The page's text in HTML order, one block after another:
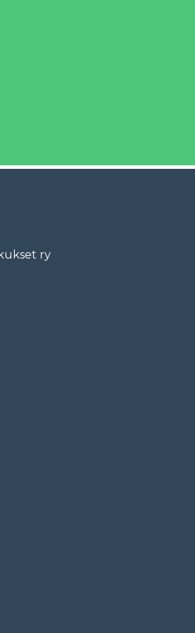
ry